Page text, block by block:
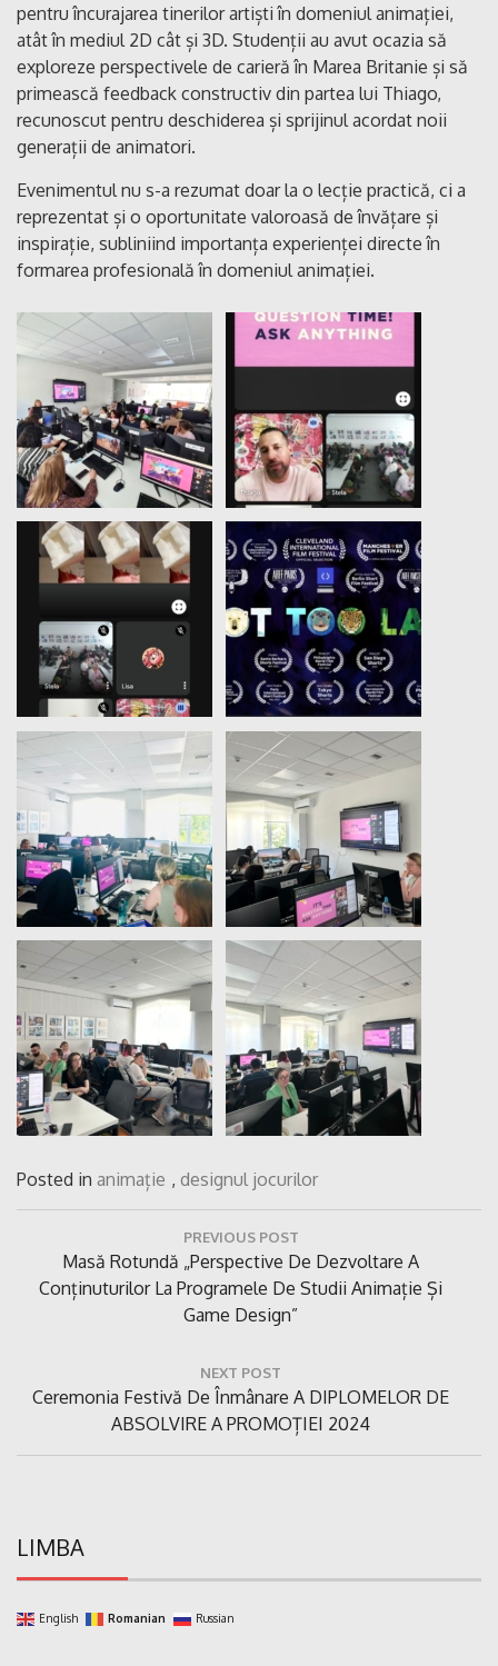
pentru încurajarea tinerilor artiști în domeniul animației,
atât în mediul 2D cât și 3D. Studenții au avut ocazia să
exploreze perspectivele de carieră în Marea Britanie și să
primească feedback constructiv din partea lui Thiago,
recunoscut pentru deschiderea și sprijinul acordat noii
generații de animatori.
Evenimentul nu s-a rezumat doar la o lecție practică, ci a
reprezentat și o oportunitate valoroasă de învățare și
inspirație, subliniind importanța experienței directe în
formarea profesională în domeniul animației.
Posted in animație , designul jocurilor
articole
PREVIOUS POST
Previous
Post:
Masă Rotundă „Perspective De Dezvoltare A
Conținuturilor La Programele De Studii Animație Și
Game Design”
NEXT POST
Next
Ceremonia Festivă De Înmânare A DIPLOMELOR DE
ABSOLVIRE A PROMOȚIEI 2024
LIMBA
English Romanian Russian